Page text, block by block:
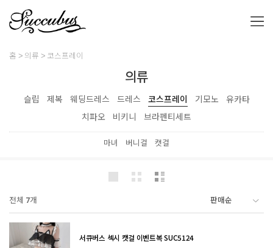
홈 의류 코스프레이
의류
슬립 제복 웨딩드레스 드레스 코스프레이 기모노
유카타
치파오
비키니 브라펜티세트
마녀 버니걸 캣걸
전체 7개
서큐버스 섹시 캣걸 이벤트복 SUC5124